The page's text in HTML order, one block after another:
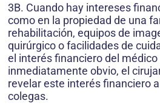
3B. Cuando hay intereses
como en la propiedad de una
rehabilitación, equipos de
quirúrgico o facilidades de
el interés financiero del médico
inmediatamente obvio, el
revelar este interés financiero
colegas.